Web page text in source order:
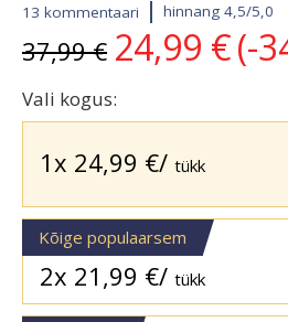
13 kommentaari hinnang 4,5/5,0
37,99€ Algne
hind
oli:
37,99 €.
24,99 €
price
(-
Vali kogus:
1x 24,99 €/ tükk
Kõige populaarsem
2x 21,99 €/ tükk